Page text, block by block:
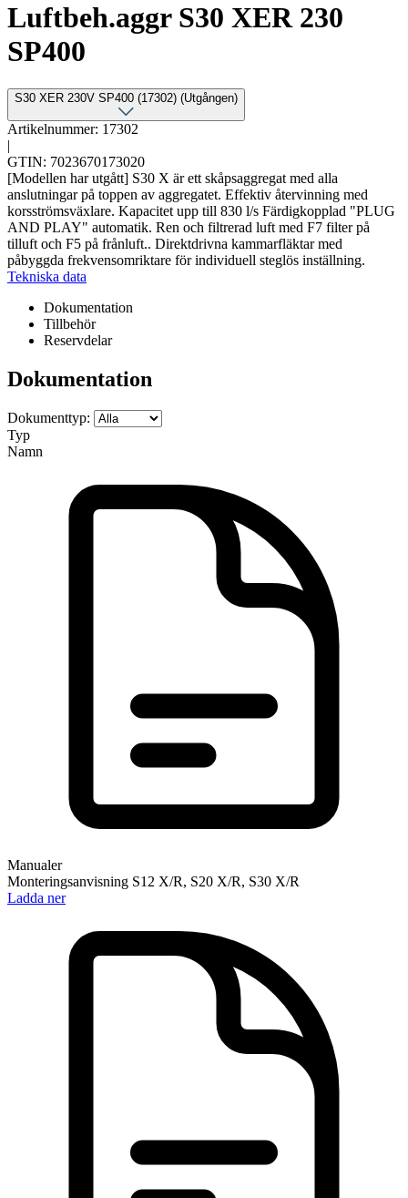
Luftbeh.aggr S30 XER 230
SP400
S30 XER 230V SP400 (17302) (Utgången)
Artikelnummer: 17302
|
GTIN: 7023670173020
[Modellen har utgått] S30 X är ett skåpsaggregat med alla
anslutningar på toppen av aggregatet. Effektiv återvinning med
korsströmsväxlare. Kapacitet upp till 830 l/s Färdigkopplad "PLUG
AND PLAY" automatik. Ren och filtrerad luft med F7 filter på
tilluft och F5 på frånluft.. Direktdrivna kammarfläktar med
påbyggda frekvensomriktare för individuell steglös inställning.
Tekniska data
Dokumentation
Tillbehör
Reservdelar
Dokumentation
Dokumenttyp:
Typ
Namn
Manualer
Monteringsanvisning S12 X/R, S20 X/R, S30 X/R
Ladda ner